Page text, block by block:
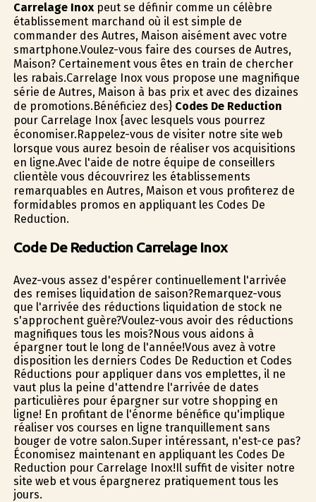
Carrelage Inoxpeut se définir comme un célèbre
établissement marchand où il est simple de
commander des Autres, Maison aisément avec votre
smartphone.Voulez-vous faire des courses de Autres,
Maison? Certainement vous êtes en train de chercher
les rabais.Carrelage Inox vous propose une magnifique
série de Autres, Maison à bas prix et avec des dizaines
de promotions.Bénéficiez des} Codes De Reduction
pour Carrelage Inox {avec lesquels vous pourrez
économiser.Rappelez-vous de visiter notre site web
lorsque vous aurez besoin de réaliser vos acquisitions
en ligne.Avec l'aide de notre équipe de conseillers
clientèle vous découvrirez les établissements
remarquables en Autres, Maison et vous profiterez de
formidables promos en appliquant les Codes De
Reduction.
Code De Reduction Carrelage Inox
Avez-vous assez d'espérer continuellement l'arrivée
des remises liquidation de saison?Remarquez-vous
que l'arrivée des réductions liquidation de stock ne
s'approchent guère?Voulez-vous avoir des réductions
magnifiques tous les mois?Nous vous aidons à
épargner tout le long de l'année!Vous avez à votre
disposition les derniers Codes De Reduction et Codes
Réductions pour appliquer dans vos emplettes, il ne
vaut plus la peine d'attendre l'arrivée de dates
particulières pour épargner sur votre shopping en
ligne! En profitant de l'énorme bénéfice qu'implique
réaliser vos courses en ligne tranquillement sans
bouger de votre salon.Super intéressant, n'est-ce pas?
Économisez maintenant en appliquant les Codes De
Reduction pour Carrelage Inox!Il suffit de visiter notre
site web et vous épargnerez pratiquement tous les
jours.